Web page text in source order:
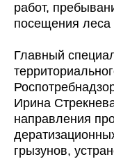
работ,
посещения
Главный
Ирина
направления
грызунов,